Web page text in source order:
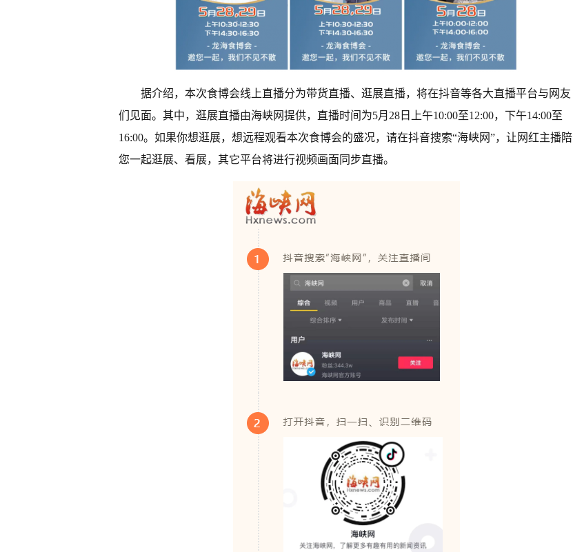
据介绍，本次食博会线上直播分为带货直播、逛展直播，将在抖音等各大直播平台与网友
们见面。其中，逛展直播由海峡网提供，直播时间为5月28日上午10:00至12:00，下午14:00至
16:00。如果你想逛展，想远程观看本次食博会的盛况，请在抖音搜索“海峡网”，让网红主播陪
您一起逛展、看展，其它平台将进行视频画面同步直播。